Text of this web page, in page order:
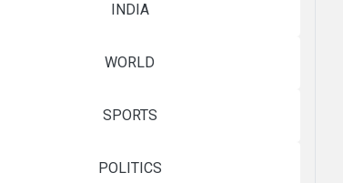
INDIA
WORLD
SPORTS
POLITICS